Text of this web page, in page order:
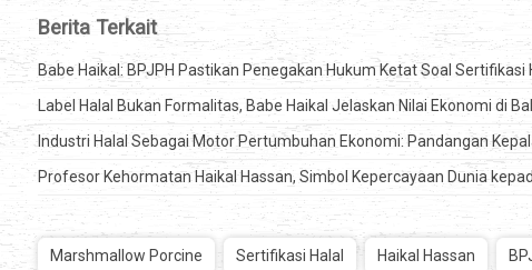
Berita Terkait
Babe Haikal: BPJPH Pastikan Penegakan Hukum Ketat Soal Sertifikasi
Label Halal Bukan Formalitas, Babe Haikal Jelaskan Nilai Ekonomi di
Industri Halal Sebagai Motor Pertumbuhan Ekonomi: Pandangan
Profesor Kehormatan Haikal Hassan, Simbol Kepercayaan Dunia
Marshmallow Porcine Sertifikasi Halal Haikal Hassan